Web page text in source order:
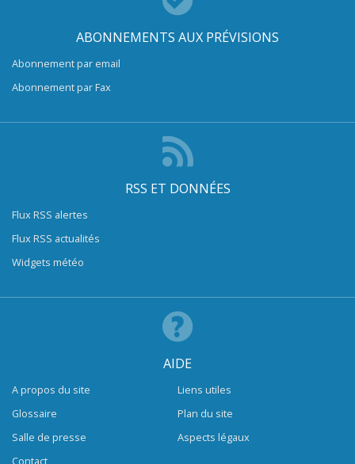
ABONNEMENTS AUX PRÉVISIONS
Abonnement par email
Abonnement par Fax
RSS ET DONNÉES
Flux RSS alertes
Flux RSS actualités
Widgets météo
AIDE
A propos du site
Glossaire
Salle de presse
Contact
Liens utiles
Plan du site
Aspects légaux